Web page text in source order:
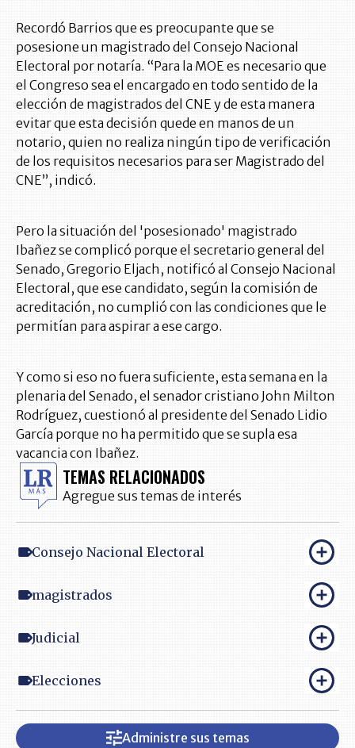
Recordó Barrios que es preocupante que se
posesione un magistrado del Consejo Nacional
Electoral por notaría. “Para la MOE es necesario que
el Congreso sea el encargado en todo sentido de la
elección de magistrados del CNE y de esta manera
evitar que esta decisión quede en manos de un
notario, quien no realiza ningún tipo de verificación
de los requisitos necesarios para ser Magistrado del
CNE”, indicó.
Pero la situación del 'posesionado' magistrado
Ibañez se complicó porque el secretario general del
Senado, Gregorio Eljach, notificó al Consejo Nacional
Electoral, que ese candidato, según la comisión de
acreditación, no cumplió con las condiciones que le
permitían para aspirar a ese cargo.
Y como si eso no fuera suficiente, esta semana en la
plenaria del Senado, el senador cristiano John Milton
Rodríguez, cuestionó al presidente del Senado Lidio
García porque no ha permitido que se supla esa
vacancia con Ibañez.
TEMAS RELACIONADOS
Agregue sus temas de interés
Consejo Nacional Electoral
magistrados
Judicial
Elecciones
Administre sus temas